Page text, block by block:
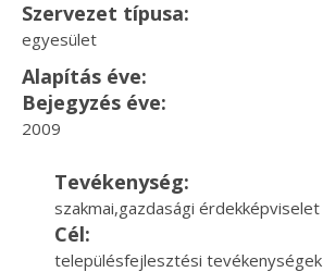
Szervezet típusa:
egyesület
Alapítás éve:
Bejegyzés éve:
2009
Tevékenység:
szakmai,gazdasági érdekképviselet
Cél:
településfejlesztési tevékenységek